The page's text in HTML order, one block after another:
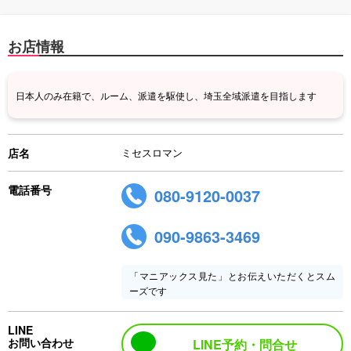
お店情報
日本人のみ在籍で、ルーム、派遣を駆使し、埼玉全域派遣を目指します
店名 ミセスロマン
電話番号
080-9120-0037
090-9863-3469
「マニアックス見た」とお伝えいただくとスム
ーズです
LINE
お問い合わせ
LINE予約・問合せ